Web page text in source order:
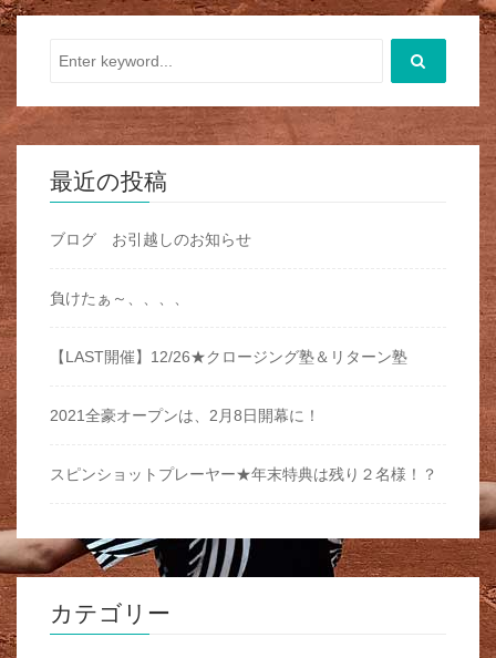
最近の投稿
ブログ お引越しのお知らせ
負けたぁ～、、、、
【LAST開催】12/26★クロージング塾＆リターン塾
2021全豪オープンは、2月8日開幕に！
スピンショットプレーヤー★年末特典は残り２名様！？
カテゴリー